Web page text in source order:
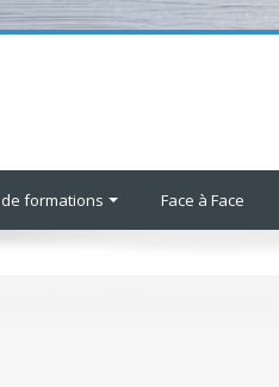
formations Face à Face